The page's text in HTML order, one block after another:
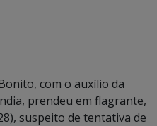
com o auxílio da
prendeu em flagrante,
suspeito de tentativa de